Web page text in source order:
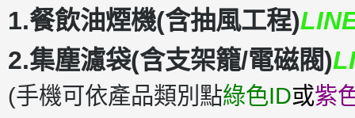
1.餐飲油煙機(含抽風工程)
2.集塵濾袋(含支架籠/電磁閥)
(手機可依產品類別點綠色ID或紫